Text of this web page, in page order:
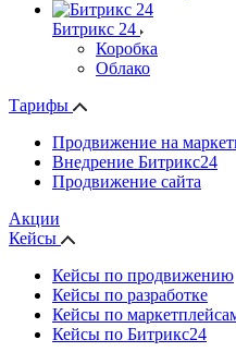
Битрикс 24
Коробка
Облако
Тарифы
Продвижение на
Внедрение Битрикс24
Продвижение сайта
Акции
Кейсы
Кейсы по продвижению
Кейсы по разработке
Кейсы по
Кейсы по Битрикс24